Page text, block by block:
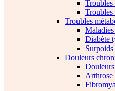
Troubles
Diabète
Douleurs
Arthrose